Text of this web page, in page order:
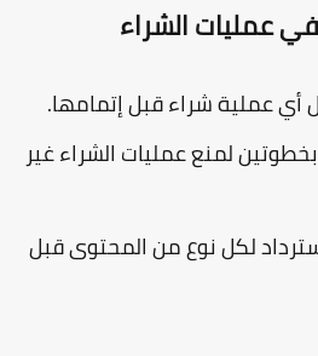
عمليات الشراء
عملية شراء قبل إتمامها.
لمنع عمليات الشراء غير
لكل نوع من المحتوى قبل